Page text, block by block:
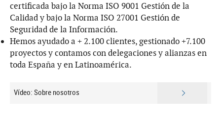
certificada bajo la Norma ISO 9001 Gestión de la
Calidad y bajo la Norma ISO 27001 Gestión de
Seguridad de la Información.
Hemos ayudado a + 2.100 clientes, gestionado +7.100
proyectos y contamos con delegaciones y alianzas en
toda España y en Latinoamérica.
Vídeo: Sobre nosotros